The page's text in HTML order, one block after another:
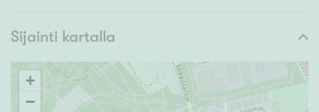
Sijainti kartalla
+
−